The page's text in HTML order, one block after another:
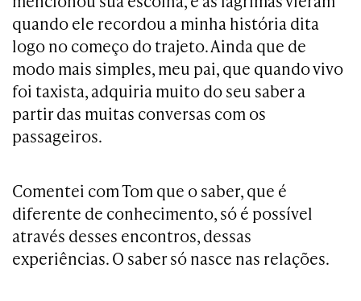
quando ele recordou a minha história dita
logo no começo do trajeto. Ainda que de
modo mais simples, meu pai, que quando vivo
foi taxista, adquiria muito do seu saber a
partir das muitas conversas com os
passageiros.
Comentei com Tom que o saber, que é
diferente de conhecimento, só é possível
através desses encontros, dessas
experiências. O saber só nasce nas relações.